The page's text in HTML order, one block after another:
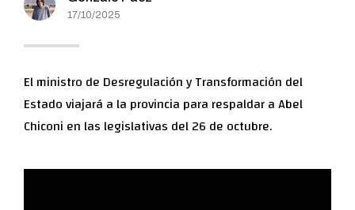
17/10/2025
El ministro de Desregulación y Transformación del
Estado viajará a la provincia para respaldar a Abel
Chiconi en las legislativas del 26 de octubre.